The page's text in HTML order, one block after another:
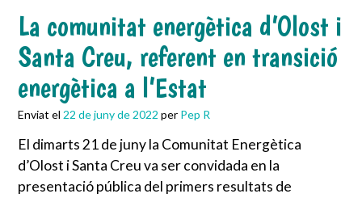
La comunitat energètica d’Olost i
Santa Creu, referent en transició
energètica a l’Estat
Enviat el 22 de juny de 2022 per Pep R
El dimarts 21 de juny la Comunitat Energètica
d’Olost i Santa Creu va ser convidada en la
presentació pública del primers resultats de